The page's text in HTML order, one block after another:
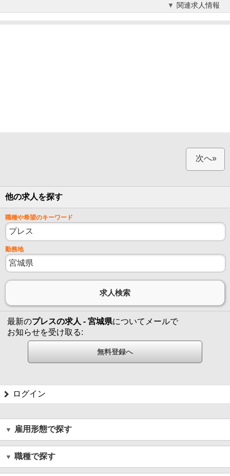
関連求人情報
次へ»
他の求人を探す
職種や希望のキーワード
勤務地
最新のプレスの求人 - 宮城県についてメールで
お知らせを受け取る:
ログイン
雇用形態で探す
職種で探す